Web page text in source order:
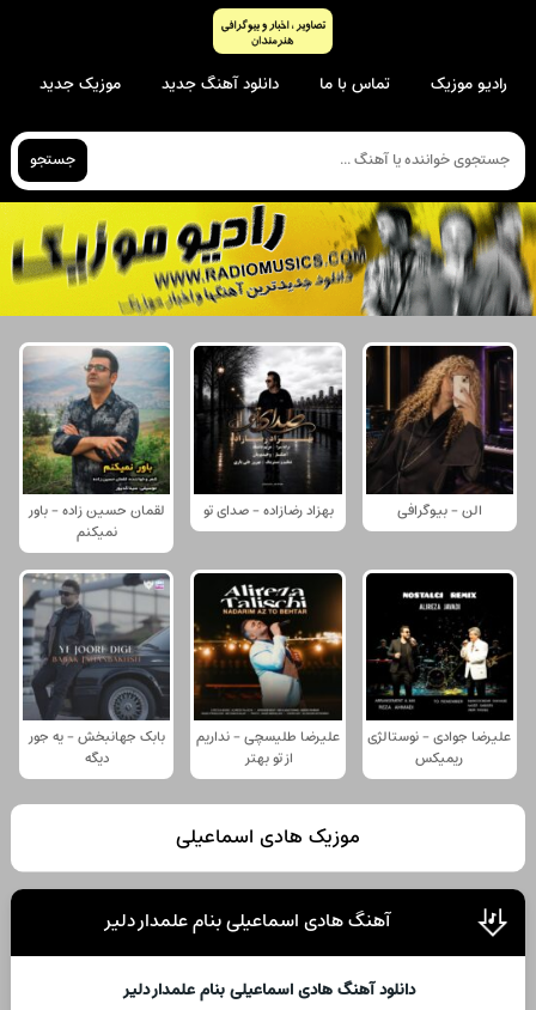
رادیو موزیک تماس با ما دانلود آهنگ جدید موزیک جدید
جستجو
الن - بیوگرافی بهزاد رضازاده - صدای تو
لقمان حسین زاده - باور
نمیکنم
علیرضا جوادی - نوستالژی
ریمیکس
علیرضا طلیسچی - نداریم
از تو بهتر
بابک جهانبخش - یه جور
دیگه
موزیک هادی اسماعیلی
آهنگ هادی اسماعیلی بنام علمدار دلیر
دانلود آهنگ هادی اسماعیلی بنام علمدار دلیر